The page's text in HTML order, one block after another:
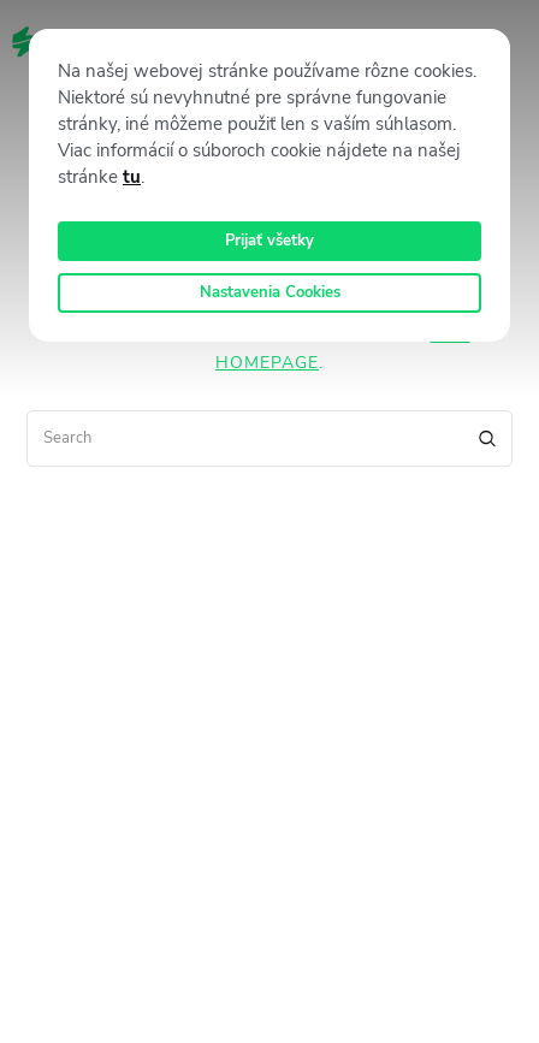
No results
We're sorry, but your query did not
match
CAN'T FIND WHAT YOU NEED? TAKE A MOMENT AND
HOMEPAGE.
Na našej webovej stránke používame rôzne cookies.
Niektoré sú nevyhnutné pre správne fungovanie
stránky, iné môžeme použiť len s vaším súhlasom.
Viac informácií o súboroch cookie nájdete na našej
stránke tu.
Prijať všetky
Nastavenia Cookies